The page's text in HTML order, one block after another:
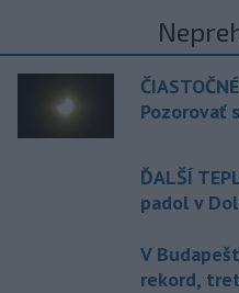
Pozorovať
ĎALŠÍ
padol v
V
rekord,